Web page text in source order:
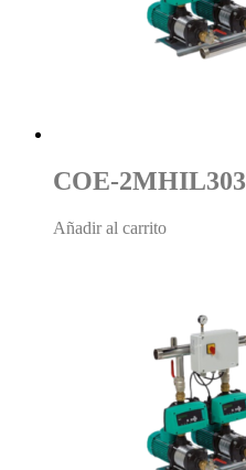
COE-2MHIL303
Añadir al carrito